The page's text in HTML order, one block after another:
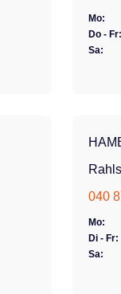
Mo:
Do - Fr:
Sa:
040
Mo:
Di - Fr:
Sa: